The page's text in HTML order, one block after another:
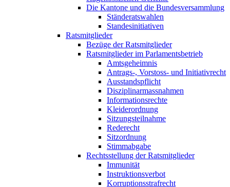
Die Kantone und die Bundesversammlung
Ständeratswahlen
Standesinitiativen
Ratsmitglieder
Bezüge der Ratsmitglieder
Ratsmitglieder im Parlamentsbetrieb
Amtsgeheimnis
Antrags-, Vorstoss- und Initiativrecht
Ausstandspflicht
Disziplinarmassnahmen
Informationsrechte
Kleiderordnung
Sitzungsteilnahme
Rederecht
Sitzordnung
Stimmabgabe
Rechtsstellung der Ratsmitglieder
Immunität
Instruktionsverbot
Korruptionsstrafrecht